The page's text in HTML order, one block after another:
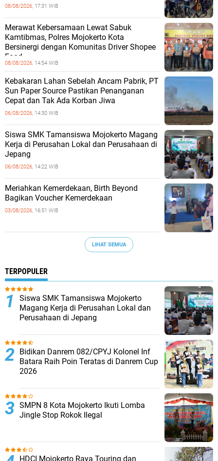
08/08/2026, 17:31 WIB
Merawat Kebersamaan Lewat Sabuk
Kamtibmas, Polres Mojokerto Kota
Bersinergi dengan Komunitas Driver Shopee
Food
08/08/2026, 14:54 WIB
Kebakaran Lahan Sebelah Ancam Pabrik, PT
Sun Paper Source Pastikan Penanganan
Cepat dan Tak Ada Korban Jiwa
06/08/2026, 14:30 WIB
Siswa SMK Tamansiswa Mojokerto Magang
Kerja di Perusahan Lokal dan Perusahaan di
Jepang
06/08/2026, 14:22 WIB
Meriahkan Kemerdekaan, Birth Beyond
Bagikan Voucher Kemerdekaan
03/08/2026, 16:51 WIB
LIHAT SEMUA
TERPOPULER
Siswa SMK Tamansiswa Mojokerto
Magang Kerja di Perusahan Lokal dan
Perusahaan di Jepang
Bidikan Danrem 082/CPYJ Kolonel Inf
Batara Raih Poin Teratas di Danrem Cup
2026
SMPN 8 Kota Mojokerto Ikuti Lomba
Jingle Stop Rokok Ilegal
HDCI Mojokerto Raya Touring dan